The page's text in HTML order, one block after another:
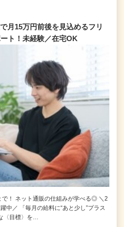
月15万円前後を見込めるフリ
ト！未経験／在宅OK
で！ ネット通販の仕組みが学べる◎ ＼2
中／ 「毎月の給料に“あと少し”プラス
〈目標〉を…